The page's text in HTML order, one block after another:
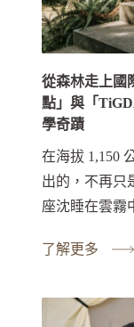
從森林走上國
點」與「
學奇蹟
在海拔 1,150
出的，不再只
座沈睡在雲霧
了解更多